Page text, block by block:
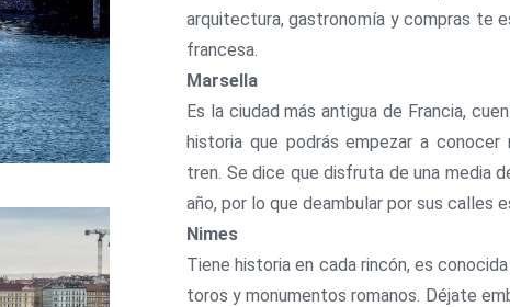
arquitectura, gastronomía y compras te
francesa.
Marsella
Es la ciudad más antigua de Francia,
historia que podrás empezar a conocer
tren. Se dice que disfruta de una media
año, por lo que deambular por sus calles
Nimes
Tiene historia en cada rincón, es
toros y monumentos romanos. Déjate